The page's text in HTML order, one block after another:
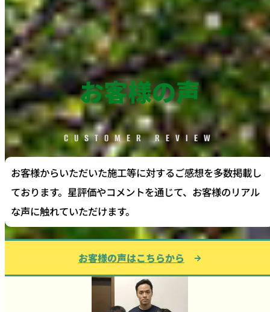
お客様の声
CUSTOMER REVIEW
お客様からいただいた施工等に対するご感想を多数掲載し
ております。星評価やコメントを通じて、お客様のリアル
な声に触れていただけます。
お客様の声はこちらから